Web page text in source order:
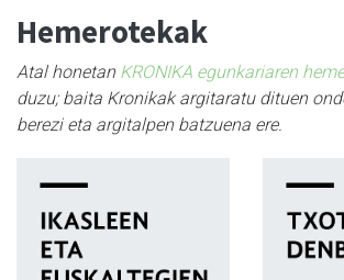
Hemerotekak
Atal honetan KRONIKA egunkariaren
duzu; baita Kronikak argitaratu dituen
berezi eta argitalpen batzuena ere.